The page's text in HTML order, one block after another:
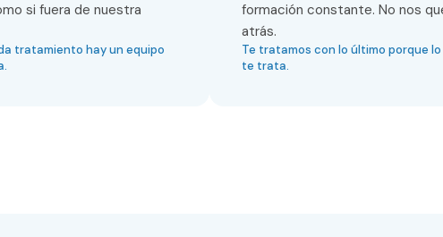
si fuera de nuestra
tratamiento hay un equipo
formación constante. No nos
atrás.
Te tratamos con lo último porque
te trata.